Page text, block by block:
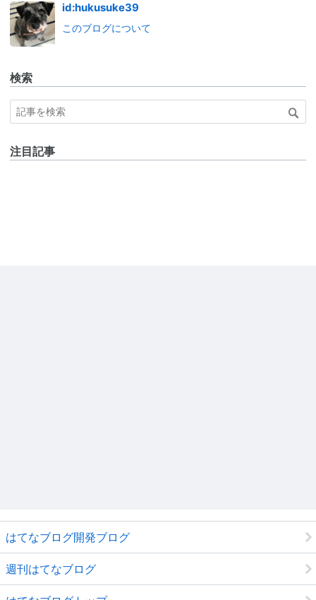
id:hukusuke39
このブログについて
検索
注目記事
はてなブログ開発ブログ
週刊はてなブログ